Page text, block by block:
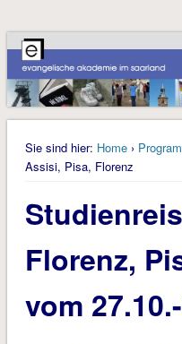
Sie sind hier: Home›
Assisi, Pisa, Florenz
Florenz,
vom